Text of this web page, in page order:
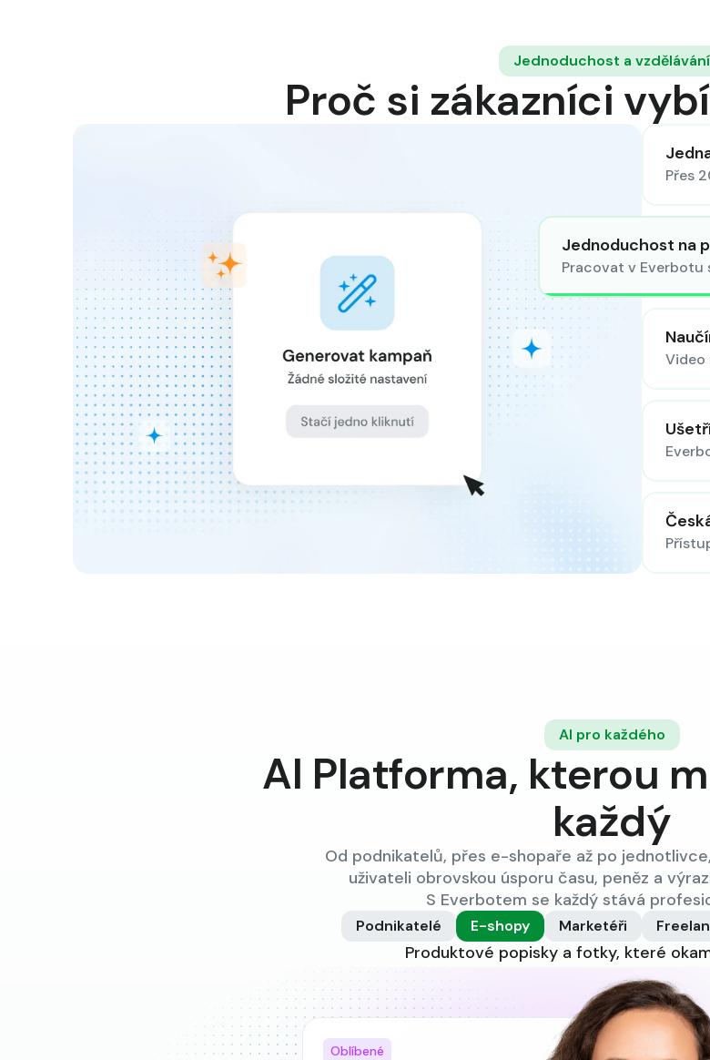
Jednoduchost a vzdělávání
Proč si zákazníci
Přes
Jednoduchost na
Pracovat v Everbotu
Video
AI pro každého
AI Platforma, kterou
každý
Od podnikatelů, přes e-shopaře až po
uživateli obrovskou úsporu času, peněz a
S Everbotem se každý stává
Podnikatelé E-shopy Marketéři
Produktové popisky a fotky, které
Oblíbené
Oblíbené
Oblíbené
Oblíbené
Oblíbené